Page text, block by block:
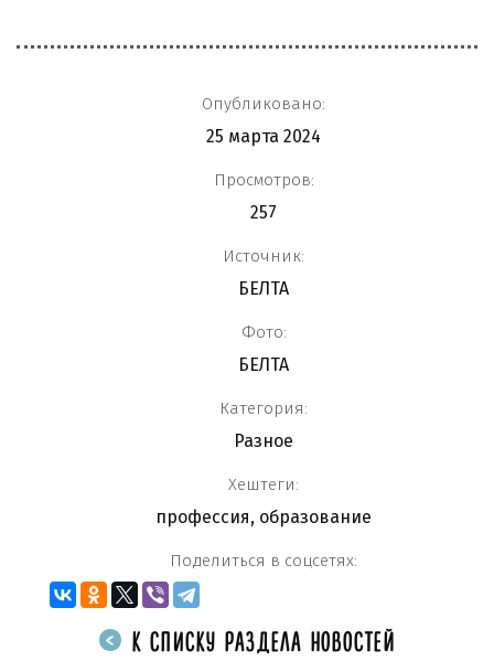
Опубликовано:
25 марта 2024
Просмотров:
257
Источник:
БЕЛТА
Фото:
БЕЛТА
Категория:
Разное
Хештеги:
профессия, образование
Поделиться в соцсетях:
К СПИСКУ РАЗДЕЛА НОВОСТЕЙ